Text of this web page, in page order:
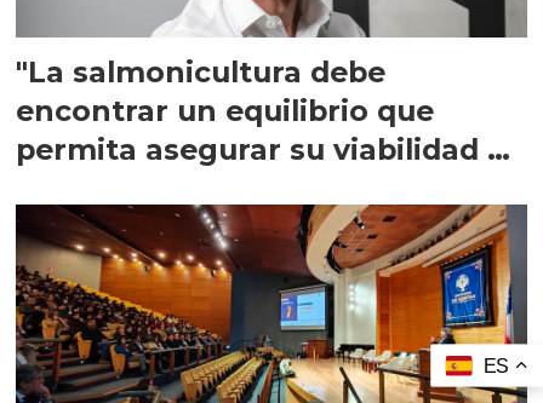
"La salmonicultura debe
encontrar un equilibrio que
permita asegurar su viabilidad de
ES